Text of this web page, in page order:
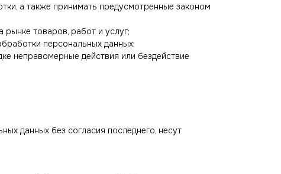
а также принимать предусмотренные законом
товаров, работ и услуг;
персональных данных;
неправомерные действия или бездействие
данных без согласия последнего, несут